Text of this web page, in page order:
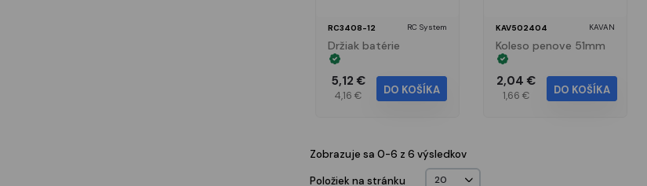
RC3408-12 RC System
Držiak batérie
5,12 €
4,16 € DO KOŠÍKA
KAV502404 KAVAN
Koleso penove 51mm
2,04 €
1,66 € DO KOŠÍKA
Zobrazuje sa 0-6 z 6 výsledkov
Položiek na stránku